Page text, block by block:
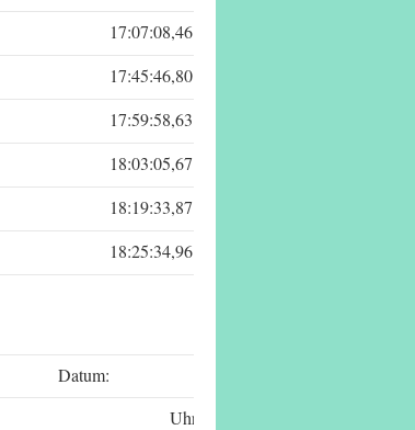
17:07:08,46
17:45:46,80
17:59:58,63
18:03:05,67
18:19:33,87
18:25:34,96
Datum:
Uhrzeit: